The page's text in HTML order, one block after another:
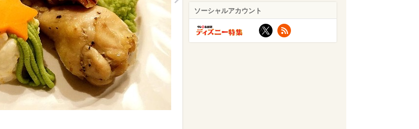
ソーシャルアカウント
X